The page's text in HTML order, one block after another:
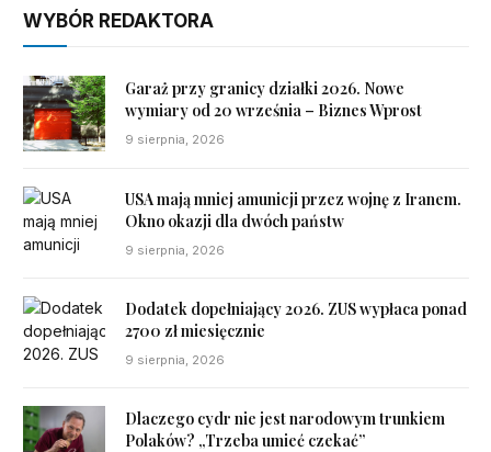
WYBÓR REDAKTORA
Garaż przy granicy działki 2026. Nowe
wymiary od 20 września – Biznes Wprost
9 sierpnia, 2026
USA mają mniej amunicji przez wojnę z Iranem.
Okno okazji dla dwóch państw
9 sierpnia, 2026
Dodatek dopełniający 2026. ZUS wypłaca ponad
2700 zł miesięcznie
9 sierpnia, 2026
Dlaczego cydr nie jest narodowym trunkiem
Polaków? „Trzeba umieć czekać”